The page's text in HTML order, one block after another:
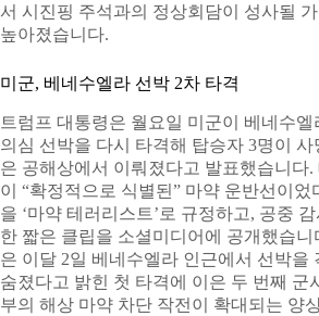
서 시진핑 주석과의 정상회담이 성사될
높아졌습니다.
미군, 베네수엘라 선박 2차 타격
트럼프 대통령은 월요일 미군이 베네수
의심 선박을 다시 타격해 탑승자 3명이 사
은 공해상에서 이뤄졌다고 발표했습니다
이 “확정적으로 식별된” 마약 운반선이었
을 ‘마약 테러리스트’로 규정하고, 공중
한 짧은 클립을 소셜미디어에 공개했습니
은 이달 2일 베네수엘라 인근에서 선박을
숨졌다고 밝힌 첫 타격에 이은 두 번째 군
부의 해상 마약 차단 작전이 확대되는 양